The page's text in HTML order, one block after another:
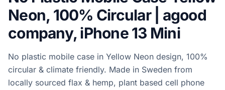
Neon, 100% Circular | agood
company, iPhone 13 Mini
No plastic mobile case in Yellow Neon design, 100%
circular & climate friendly. Made in Sweden from
locally sourced flax & hemp, plant based cell phone